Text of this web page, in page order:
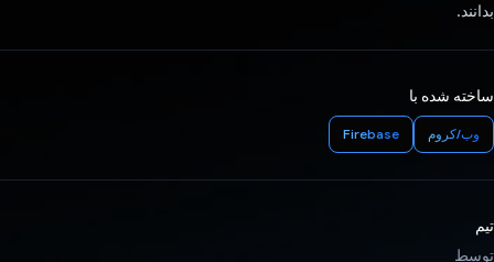
بدانند.
ساخته شده با
وب/کروم Firebase
تیم
توسط